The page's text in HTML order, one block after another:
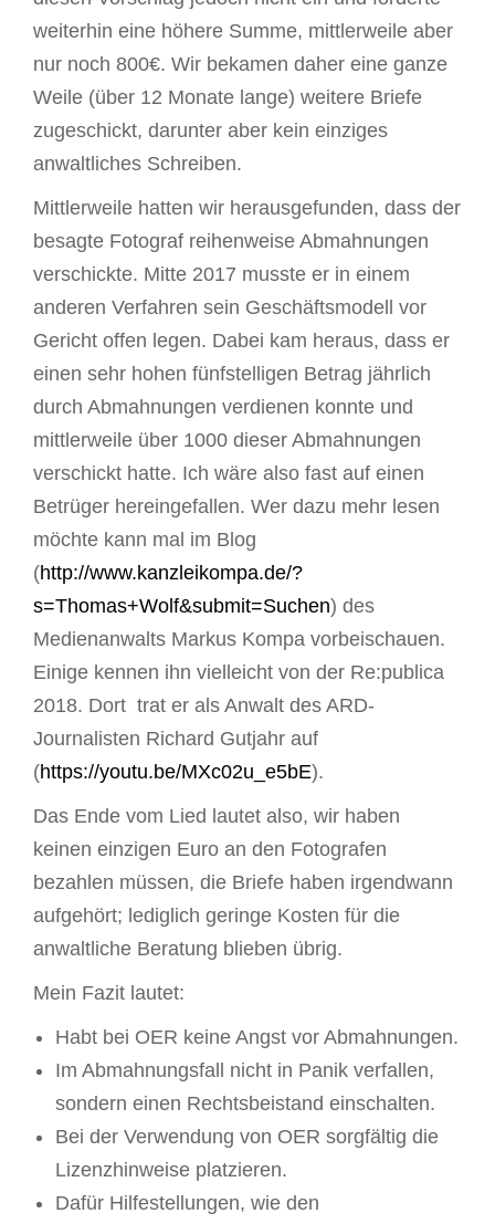
weiterhin eine höhere Summe, mittlerweile aber
nur noch 800€. Wir bekamen daher eine ganze
Weile (über 12 Monate lange) weitere Briefe
zugeschickt, darunter aber kein einziges
anwaltliches Schreiben.
Mittlerweile hatten wir herausgefunden, dass der
besagte Fotograf reihenweise Abmahnungen
verschickte. Mitte 2017 musste er in einem
anderen Verfahren sein Geschäftsmodell vor
Gericht offen legen. Dabei kam heraus, dass er
einen sehr hohen fünfstelligen Betrag jährlich
durch Abmahnungen verdienen konnte und
mittlerweile über 1000 dieser Abmahnungen
verschickt hatte. Ich wäre also fast auf einen
Betrüger hereingefallen. Wer dazu mehr lesen
möchte kann mal im Blog
(http://www.kanzleikompa.de/?
s=Thomas+Wolf&submit=Suchen) des
Medienanwalts Markus Kompa vorbeischauen.
Einige kennen ihn vielleicht von der Re:publica
2018. Dort trat er als Anwalt des ARD-
Journalisten Richard Gutjahr auf
(https://youtu.be/MXc02u_e5bE).
Das Ende vom Lied lautet also, wir haben
keinen einzigen Euro an den Fotografen
bezahlen müssen, die Briefe haben irgendwann
aufgehört; lediglich geringe Kosten für die
anwaltliche Beratung blieben übrig.
Mein Fazit lautet:
Habt bei OER keine Angst vor Abmahnungen.
Im Abmahnungsfall nicht in Panik verfallen,
sondern einen Rechtsbeistand einschalten.
Bei der Verwendung von OER sorgfältig die
Lizenzhinweise platzieren.
Dafür Hilfestellungen, wie den